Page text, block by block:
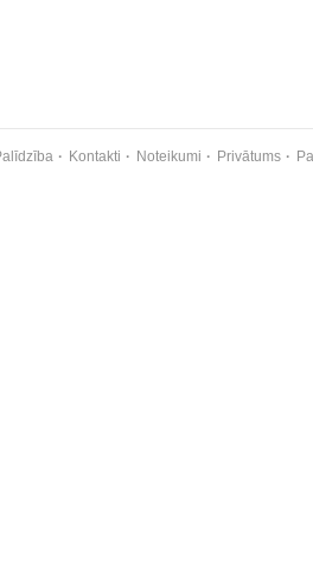
Kontakti Noteikumi Privātums